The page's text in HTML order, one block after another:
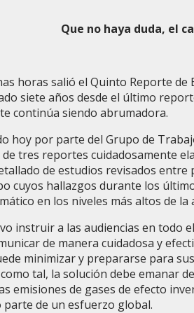
Que no haya duda, el
horas salió el Quinto Reporte de
siete años desde el último
continúa siendo abrumadora.
hoy por parte del Grupo de
tres reportes cuidadosamente
de estudios revisados
cuyos hallazgos durante los
en los niveles más altos de
instruir a las audiencias en todo
de manera cuidadosa y
minimizar y prepararse para
tal, la solución debe emanar
emisiones de gases de efecto
parte de un esfuerzo global.